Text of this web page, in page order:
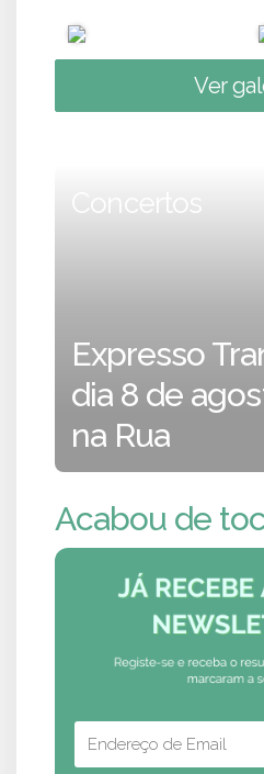
Ver
Concertos
Expresso
dia 8 de
na Rua
Acabou de